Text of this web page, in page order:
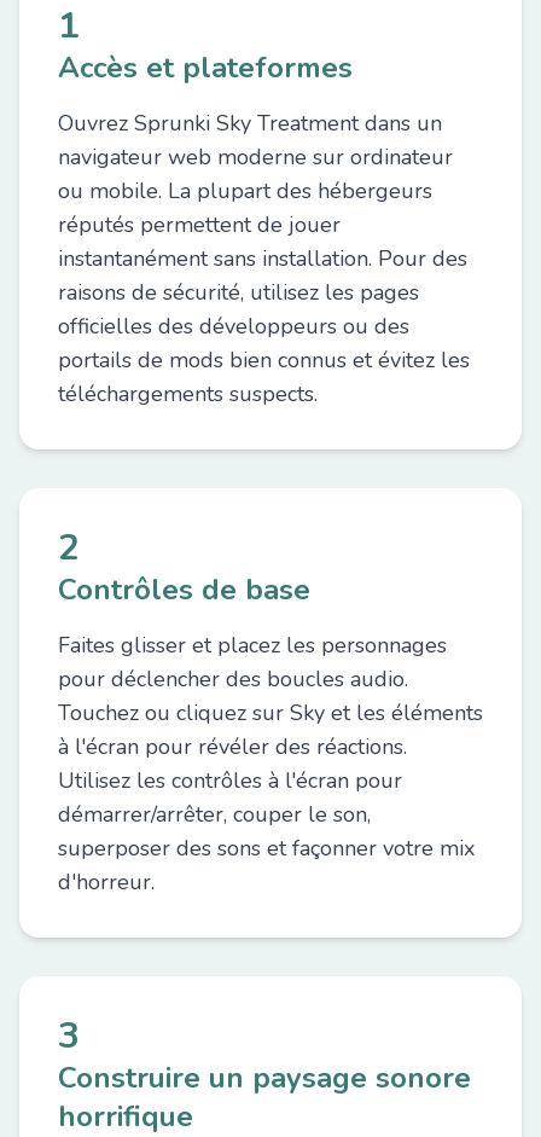
1
Accès et plateformes
Ouvrez Sprunki Sky Treatment dans un
navigateur web moderne sur ordinateur
ou mobile. La plupart des hébergeurs
réputés permettent de jouer
instantanément sans installation. Pour des
raisons de sécurité, utilisez les pages
officielles des développeurs ou des
portails de mods bien connus et évitez les
téléchargements suspects.
2
Contrôles de base
Faites glisser et placez les personnages
pour déclencher des boucles audio.
Touchez ou cliquez sur Sky et les éléments
à l'écran pour révéler des réactions.
Utilisez les contrôles à l'écran pour
démarrer/arrêter, couper le son,
superposer des sons et façonner votre mix
d'horreur.
3
Construire un paysage sonore
horrifique